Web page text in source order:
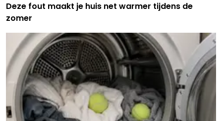
Deze fout maakt je huis net warmer tijdens de
zomer